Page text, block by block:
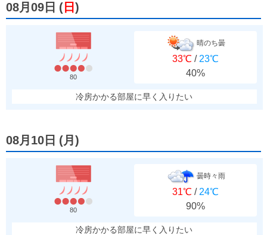
08月09日 ( 日 )
80
晴のち曇
33℃ / 23℃
40%
冷房かかる部屋に早く入りたい
08月10日 (月 )
80
曇時々雨
31℃ / 24℃
90%
冷房かかる部屋に早く入りたい